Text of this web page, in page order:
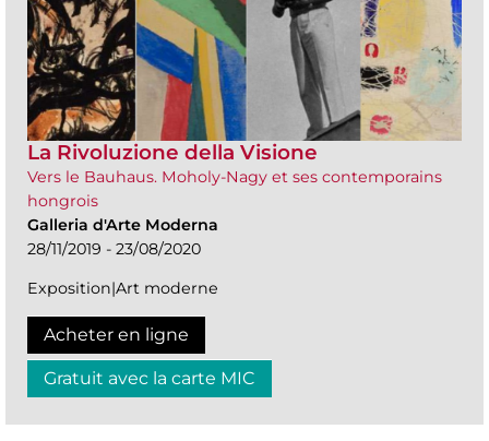
La Rivoluzione della Visione
Vers le Bauhaus. Moholy-Nagy et ses contemporains
hongrois
Galleria d'Arte Moderna
28/11/2019 - 23/08/2020
Exposition|Art moderne
Acheter en ligne
Gratuit avec la carte MIC